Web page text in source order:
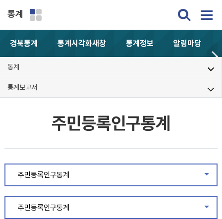
통계
경북통계 통계시각화새창 통계정보 알림마당
통계
통계보고서
주민등록인구통계
주민등록인구통계
주민등록인구통계